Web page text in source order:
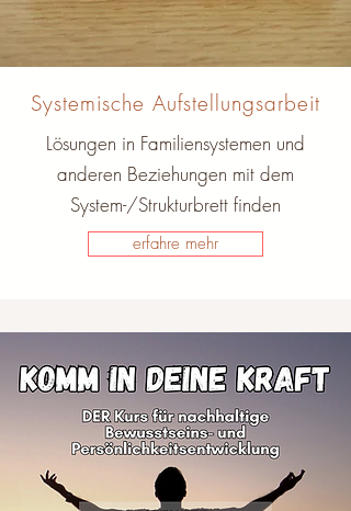
Systemische Aufstellungsarbeit
Lösungen in Familiensystemen und
anderen Beziehungen mit dem
System-/Strukturbrett finden
erfahre mehr